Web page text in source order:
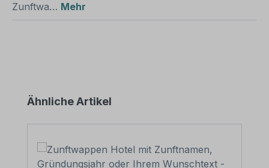
Zunftwa… Mehr
Produktgalerie überspringen
Ähnliche Artikel